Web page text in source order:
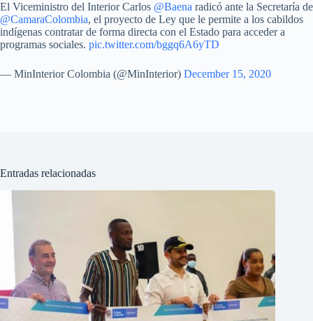
El Viceministro del Interior Carlos @Baena radicó ante la Secretaría de
@CamaraColombia, el proyecto de Ley que le permite a los cabildos
indígenas contratar de forma directa con el Estado para acceder a
programas sociales. pic.twitter.com/bggq6A6yTD
— MinInterior Colombia (@MinInterior) December 15, 2020
Entradas relacionadas